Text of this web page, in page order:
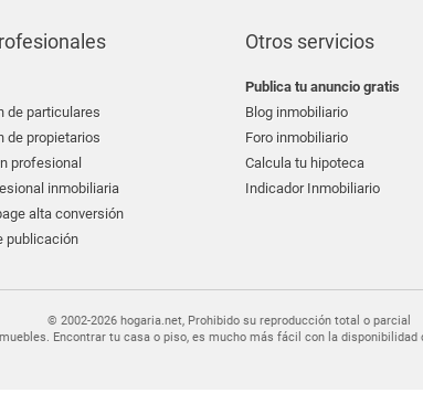
de particulares
de propietarios
profesional
inmobiliaria
alta conversión
publicación
Otros servicios
Publica tu anuncio gratis
Blog inmobiliario
Foro inmobiliario
Calcula tu hipoteca
Indicador Inmobiliario
© 2002-2026 hogaria.net, Prohibido su reproducción total o parcial
Encontrar tu casa o piso, es mucho más fácil con la disponibilidad